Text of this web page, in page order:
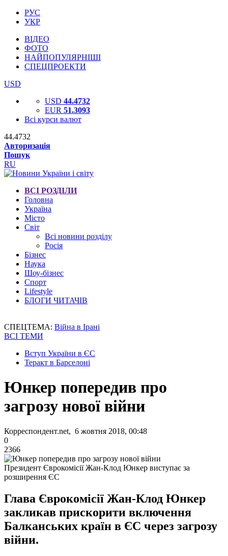
РУС
УКР
ВІДЕО
ФОТО
НАЙПОПУЛЯРНІШІ
СПЕЦПРОЕКТИ
USD
USD 44.4732
EUR 51.3093
Всі курси валют
44.4732
Авторизація
Пошук
RU
ВСІ РОЗДІЛИ
Головна
Україна
Місто
Світ
Всі новини розділу
Росія
Бізнес
Наука
Шоу-бізнес
Спорт
Lifestyle
БЛОГИ ЧИТАЧІВ
СПЕЦТЕМА: Війна в Ірані
ВСІ ТЕМИ
Вступ України в ЄС
Теракт в Барселоні
Юнкер попередив про
загрозу нової війни
Корреспондент.net, 6 жовтня 2018, 00:48
0
2366
Президент Єврокомісії Жан-Клод Юнкер виступає за
розширення ЄС
Глава Єврокомісії Жан-Клод Юнкер
закликав прискорити включення
Балканських країн в ЄС через загрозу
війни.